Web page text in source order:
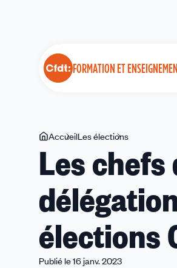
FORMATION ET
Vous
êtes
AccueilLes élections
chefs
ayant
délégation
votent
pour
Les
élections
Publié le 16 janv. 2023